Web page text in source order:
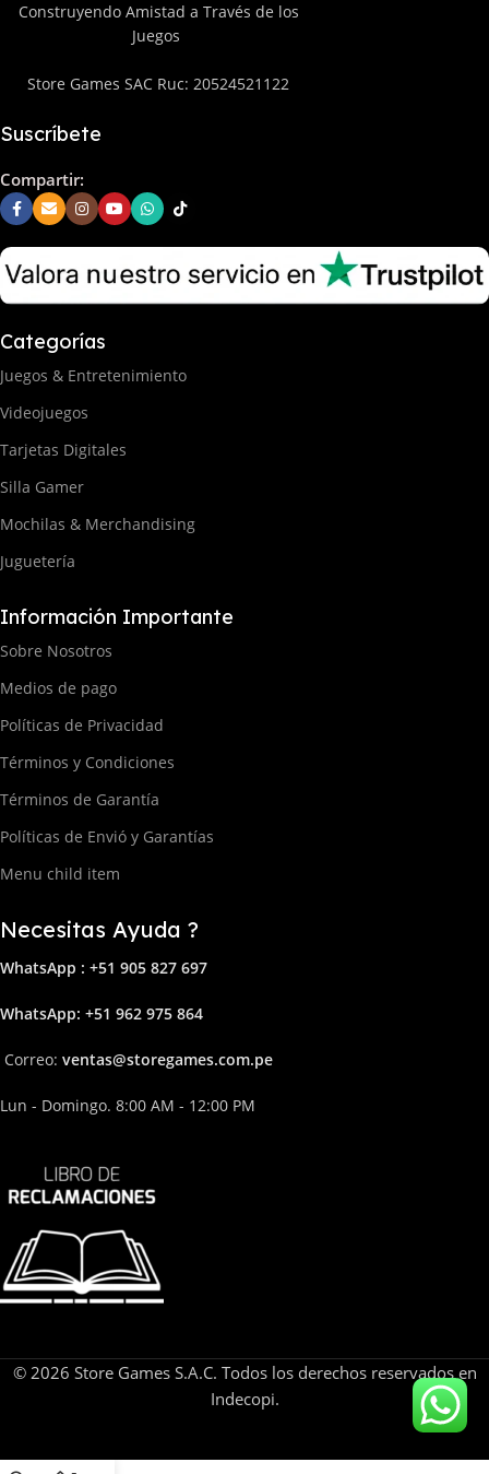
Construyendo Amistad a Través de los
Juegos
Store Games SAC Ruc: 20524521122
Suscríbete
Compartir:
Categorías
Juegos & Entretenimiento
Videojuegos
Tarjetas Digitales
Silla Gamer
Mochilas & Merchandising
Juguetería
Información Importante
Sobre Nosotros
Medios de pago
Políticas de Privacidad
Términos y Condiciones
Términos de Garantía
Políticas de Envió y Garantías
Menu child item
Necesitas Ayuda ?
WhatsApp : +51 905 827 697
WhatsApp: +51 962 975 864
Correo: ventas@storegames.com.pe
Lun - Domingo. 8:00 AM - 12:00 PM
© 2026 Store Games S.A.C. Todos los derechos reservados en
Indecopi.